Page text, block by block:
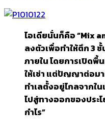
ไอเดียนั่นก็คือ “Mix
ลงตัวเพื่อทำให้ตึก 3
ภายใน โดยการเปิดพื้
ให้เช่า แต่ปัญญาต่อมา
ทำเลตั้งอยู่ไกลจากใ
ไปสู่ทางออกของประโ
กำไร”